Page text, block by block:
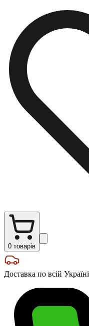
0 товарів
Доставка по всій Україні